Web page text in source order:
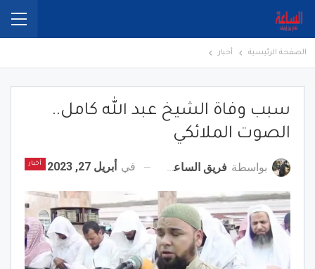
الصفحة الرئيسية أخبار
سبب وفاة الشيخ عبد الله كامل..
الصوت الملائكي
أخبار بواسطة فريق الساعة برس في أبريل 27, 2023